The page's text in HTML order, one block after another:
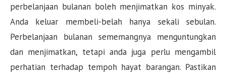
perbelanjaan bulanan boleh menjimatkan kos minyak.
Anda keluar membeli-belah hanya sekali sebulan.
Perbelanjaan bulanan sememangnya menguntungkan
dan menjimatkan, tetapi anda juga perlu mengambil
perhatian terhadap tempoh hayat barangan. Pastikan